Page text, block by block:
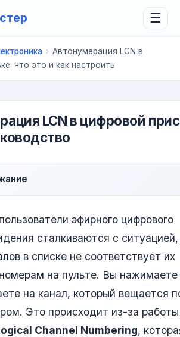
☰
› Автонумерация LCN в
что это и как настроить
LCN в цифровой
эфирного цифрового
сталкиваются с ситуацией,
в списке не соответствует их
на пульте. Вы нажимаете
на канал, который вещается
Это происходит из-за работы
Channel Numbering,